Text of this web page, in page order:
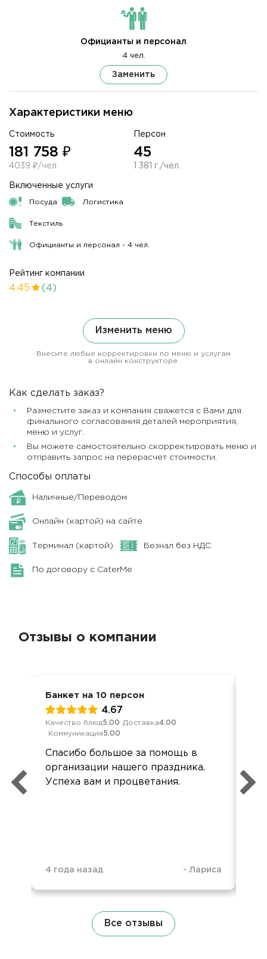
Характеристики меню
Стоимость
181 758 ₽
4039 ₽/чел
Персон
45
1 381 г./чел.
Включенные услуги
Посуда Логистика
Текстиль
Официанты и персонал - 4 чел.
Рейтинг компании
4.45 (4)
Изменить меню
Внесите любые корректировки по меню и услугам
в онлайн конструкторе.
Официанты и персонал
4 чел.
Заменить
Как сделать заказ?
Разместите заказ и компания свяжется с Вами для
финального согласования деталей мероприятия,
меню и услуг.
Вы можете самостоятельно скорректировать меню и
отправить запрос на перерасчет стоимости.
Способы оплаты
Наличные/Переводом
Онлайн (картой) на сайте
Терминал (картой) Безнал без НДС
По договору с CaterMe
Отзывы о компании
Банкет на 10 персон
4.67
Качество блюд5.00 Доставка4.00
Коммуникация5.00
Спасибо большое за помощь в
организации нашего праздника.
Успеха вам и процветания.
4 года назад - Лариса
Все отзывы